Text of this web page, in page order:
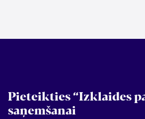
Pieteikties “Izklaides
saņemšanai